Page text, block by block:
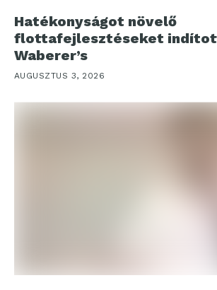
Hatékonyságot növelő
flottafejlesztéseket
Waberer’s
AUGUSZTUS 3, 2026